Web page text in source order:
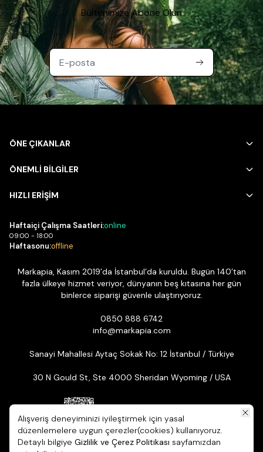
Alışveriş deneyiminizi iyileştirmek için yasal
düzenlemelere uygun çerezler(cookies) kullanıyoruz.
Detaylı bilgiye Gizlilik ve Çerez Politikası sayfamızdan
Bültenimize Abone Olun
ÖNE ÇIKANLAR
ÖNEMLİ BİLGİLER
HIZLI ERİŞİM
Haftaiçi Çalışma Saatleri:online
09:00 - 18:00
Haftasonu:offline
Markapia, Kasım 2019’da İstanbul’da kuruldu. Bugün 140’tan
fazla ülkeye hizmet veriyor, dünyanın beş kıtasına her gün
binlerce siparişi güvenle ulaştırıyoruz.
0850 888 6742
info@markapia.com
Sanayi Mahallesi Aytaç Sokak No: 12 İstanbul / Türkiye
30 N Gould St, Ste 4000 Sheridan Wyoming / USA